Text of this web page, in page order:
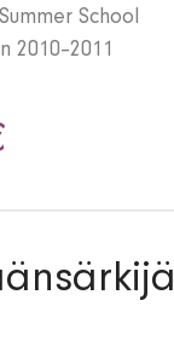
School
2010–2011